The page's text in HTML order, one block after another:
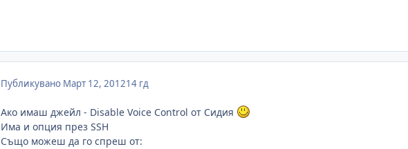
Публикувано Март 12, 201214 гд
Ако имаш джейл - Disable Voice Control от Сидия
Има и опция през SSH
Също можеш да го спреш от: